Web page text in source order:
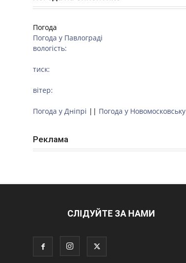
Погода
Погода у Павлограді
вологість:
тиск:
вітер:
Погода у Дніпрі || Погода у Новомосковську
Реклама
СЛІДУЙТЕ ЗА НАМИ